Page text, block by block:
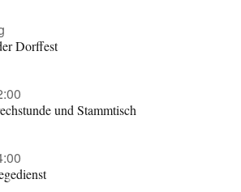
Dorffest
und Stammtisch